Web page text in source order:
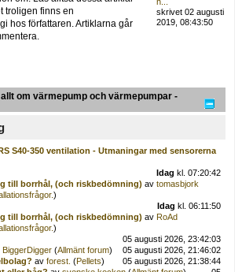
troligen finns en
hos författaren. Artiklarna går
skrivet 02 augusti
2019, 08:43:50
om värmepump och värmepumpar -
S40-350 ventilation - Utmaningar med sensorerna
Idag kl. 07:20:42
till borrhål, (och riskbedömning) av tomasbjork
)
Idag kl. 06:11:50
till borrhål, (och riskbedömning) av RoAd
)
05 augusti 2026, 23:42:03
BiggerDigger(Allmänt forum)
05 augusti 2026, 21:46:02
av forest. (Pellets)
05 augusti 2026, 21:38:44